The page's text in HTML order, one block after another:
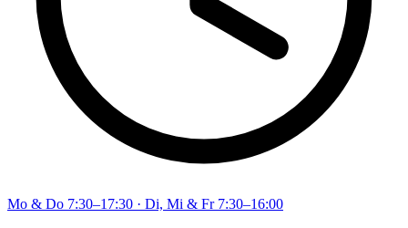
Mo & Do 7:30–17:30 · Di, Mi & Fr 7:30–16:00